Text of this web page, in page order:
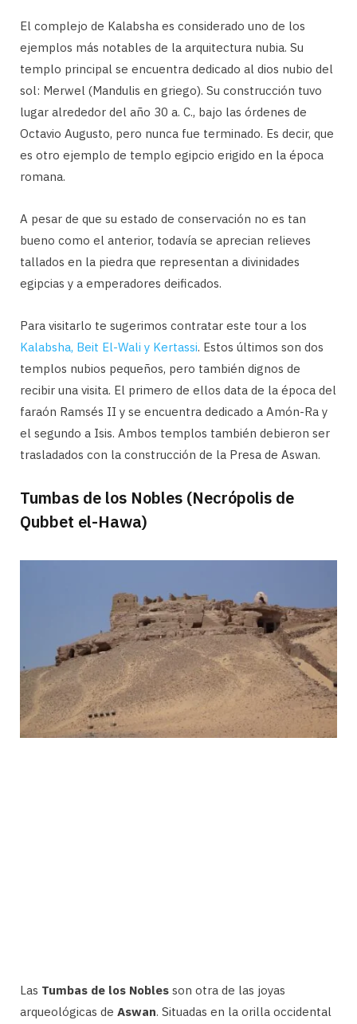
El complejo de Kalabsha es considerado uno de los
ejemplos más notables de la arquitectura nubia. Su
templo principal se encuentra dedicado al dios nubio del
sol: Merwel (Mandulis en griego). Su construcción tuvo
lugar alrededor del año 30 a. C., bajo las órdenes de
Octavio Augusto, pero nunca fue terminado. Es decir, que
es otro ejemplo de templo egipcio erigido en la época
romana.
A pesar de que su estado de conservación no es tan
bueno como el anterior, todavía se aprecian relieves
tallados en la piedra que representan a divinidades
egipcias y a emperadores deificados.
Para visitarlo te sugerimos contratar este tour a los
Kalabsha, Beit El-Wali y Kertassi. Estos últimos son dos
templos nubios pequeños, pero también dignos de
recibir una visita. El primero de ellos data de la época del
faraón Ramsés II y se encuentra dedicado a Amón-Ra y
el segundo a Isis. Ambos templos también debieron ser
trasladados con la construcción de la Presa de Aswan.
Tumbas de los Nobles (Necrópolis de
Qubbet el-Hawa)
Las Tumbas de los Nobles son otra de las joyas
arqueológicas de Aswan. Situadas en la orilla occidental